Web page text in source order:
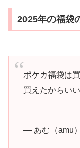
2025年の福袋
ポケカ福袋は
買えたからい
— あむ（amu